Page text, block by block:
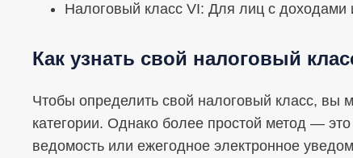
Налоговый класс VI: Для лиц с доходами
Как узнать свой налоговый
Чтобы определить свой налоговый класс, вы
категории. Однако более простой метод —
ведомость или ежегодное электронное